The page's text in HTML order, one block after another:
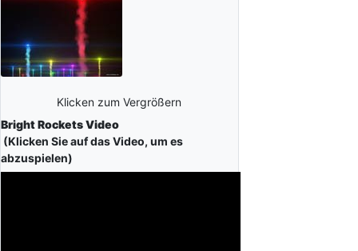
Klicken zum Vergrößern
Bright Rockets Video
(Klicken Sie auf das Video, um es
abzuspielen)